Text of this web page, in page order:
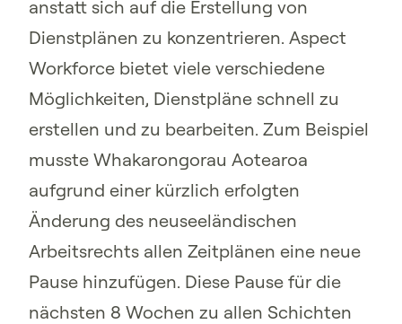
anstatt sich auf die Erstellung von
Dienstplänen zu konzentrieren. Aspect
Workforce bietet viele verschiedene
Möglichkeiten, Dienstpläne schnell zu
erstellen und zu bearbeiten. Zum Beispiel
musste Whakarongorau Aotearoa
aufgrund einer kürzlich erfolgten
Änderung des neuseeländischen
Arbeitsrechts allen Zeitplänen eine neue
Pause hinzufügen. Diese Pause für die
nächsten 8 Wochen zu allen Schichten